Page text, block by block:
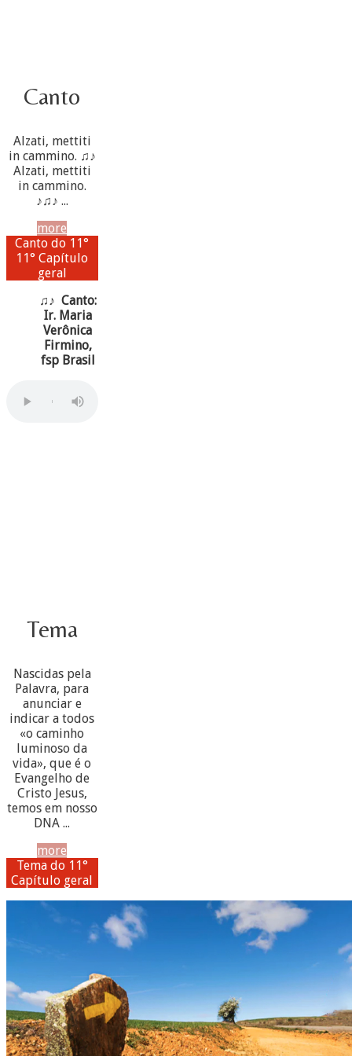
Canto
Alzati, mettiti
in cammino. ♫♪
Alzati, mettiti
in cammino.
♪♫♪ ...
more
Canto do 11°
11° Capítulo
geral
♫♪ Canto:
Ir. Maria
Verônica
Firmino,
fsp Brasil
Tema
Nascidas pela
Palavra, para
anunciar e
indicar a todos
«o caminho
luminoso da
vida», que é o
Evangelho de
Cristo Jesus,
temos em nosso
DNA ...
more
Tema do 11°
Capítulo geral